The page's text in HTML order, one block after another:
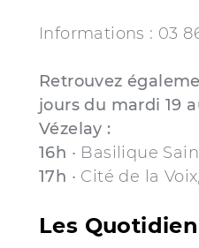
Informations : 03
Retrouvez
jours du mardi 19
Vézelay :
16h • Basilique
17h • Cité de la
Les